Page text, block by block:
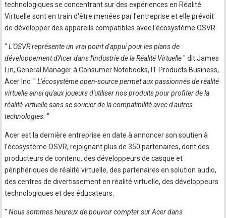
technologiques se concentrant sur des expériences en Réalité
Virtuelle sont en train d'être menées par l'entreprise et elle prévoit
de développer des appareils compatibles avec l'écosystème OSVR.
" L'OSVR représente un vrai point d'appui pour les plans de
développement d'Acer dans l'industrie de la Réalité Virtuelle" dit James
Lin, General Manager à Consumer Notebooks, IT Products Business,
Acer Inc. " L'écosystème open-source permet aux passionnés de réalité
virtuelle ainsi qu'aux joueurs d'utiliser nos produits pour profiter de la
réalité virtuelle sans se soucier de la compatibilité avec d'autres
technologies."
Acer est la dernière entreprise en date à annoncer son soutien à
l'écosystème OSVR, rejoignant plus de 350 partenaires, dont des
producteurs de contenu, des développeurs de casque et
périphériques de réalité virtuelle, des partenaires en solution audio,
des centres de divertissement en réalité virtuelle, des développeurs
technologiques et des éducateurs.
" Nous sommes heureux de pouvoir compter sur Acer dans